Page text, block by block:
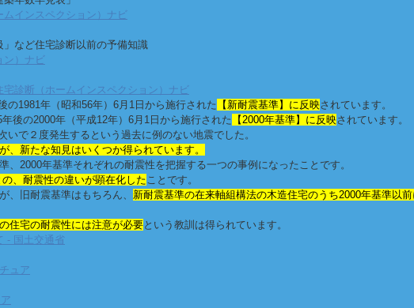
インスペクション）ナビ
」など住宅診断以前の予備知識
ン）ナビ
診断（ホームインスペクション）ナビ
の1981年（昭和56年）6月1日から施行された 【新耐震基準】に反映されています。
年後の2000年（平成12年）6月1日から施行された 【2000年基準】に反映されています。
で２度発生するという過去に例のない地震でした。
が、新たな知見はいくつか得られています。
2000年基準それぞれの耐震性を把握する一つの事例になったことです。
、耐震性の違いが顕在化したことです。
、旧耐震基準はもちろん、 新耐震基準の在来軸組構法の木造住宅のうち2000年基準以
住宅の耐震性には注意が必要という教訓は得られています。
- 国土交通省
ュア